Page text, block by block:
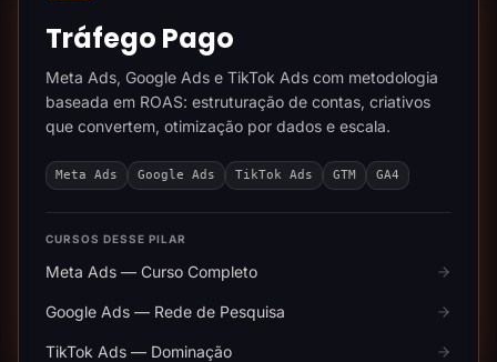
Tráfego Pago
Meta Ads, Google Ads e TikTok Ads com metodologia
baseada em ROAS: estruturação de contas, criativos
que convertem, otimização por dados e escala.
Meta Ads Google Ads TikTok Ads GTM GA4
CURSOS DESSE PILAR
Meta Ads — Curso Completo
Google Ads — Rede de Pesquisa
TikTok Ads — Dominação